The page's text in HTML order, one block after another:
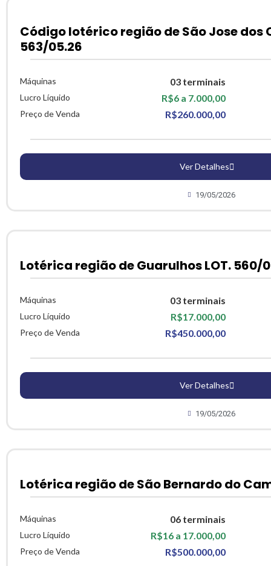
Código lotérico região de São Jose dos
563/05.26
Máquinas 03 terminais
Lucro Líquido R$6 a 7.000,00
Preço de Venda R$260.000,00
Ver Detalhes
19/05/2026
Lotérica região de Guarulhos LOT. 560/
Máquinas 03 terminais
Lucro Líquido R$17.000,00
Preço de Venda R$450.000,00
Ver Detalhes
19/05/2026
Lotérica região de São Bernardo do
Máquinas 06 terminais
Lucro Líquido R$16 a 17.000,00
Preço de Venda R$500.000,00